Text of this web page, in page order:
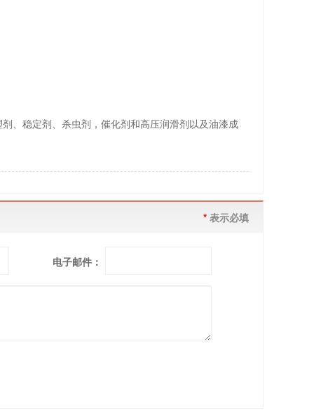
、稳定剂、杀虫剂，催化剂和高压润滑剂以及油漆成
* 表示必填
电子邮件：